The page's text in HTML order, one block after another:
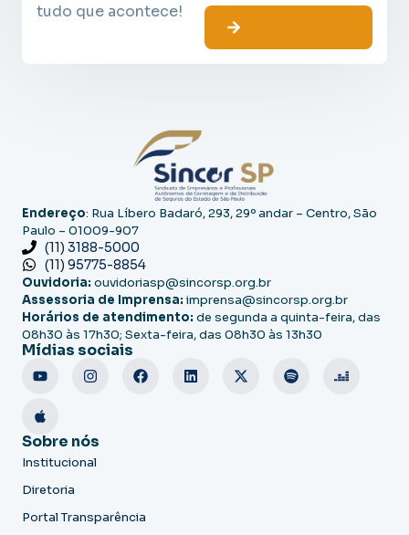
tudo que acontece!
Endereço: Rua Líbero Badaró, 293, 29º andar – Centro, São
Paulo – 01009-907
(11) 3188-5000
(11) 95775-8854
Ouvidoria: ouvidoriasp@sincorsp.org.br
Assessoria de Imprensa: imprensa@sincorsp.org.br
Horários de atendimento: de segunda a quinta-feira, das
08h30 às 17h30; Sexta-feira, das 08h30 às 13h30
Mídias sociais
Sobre nós
Institucional
Diretoria
Portal Transparência